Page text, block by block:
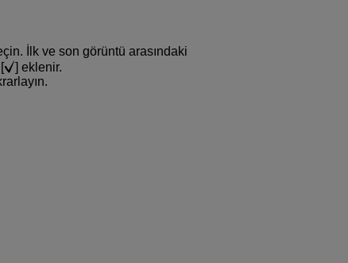
İlk ve son görüntü arasındaki
] eklenir.